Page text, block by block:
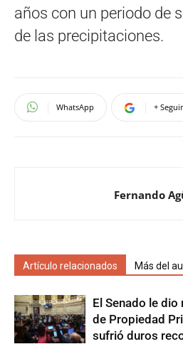
años con un periodo de
de las precipitaciones.
WhatsApp +
Fernando
Artículo relacionados Más del
El Senado le dio
de Propiedad
sufrió duros